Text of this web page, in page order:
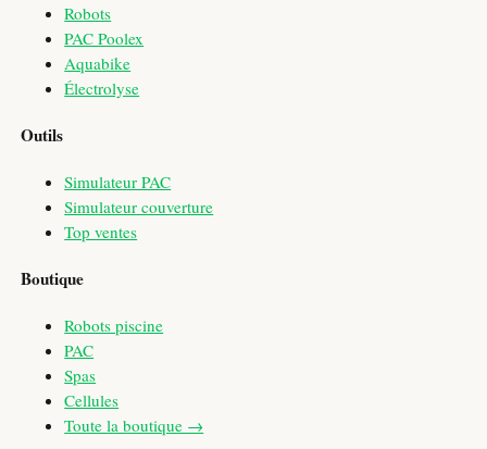
Robots
PAC Poolex
Aquabike
Électrolyse
Outils
Simulateur PAC
Simulateur couverture
Top ventes
Boutique
Robots piscine
PAC
Spas
Cellules
Toute la boutique →